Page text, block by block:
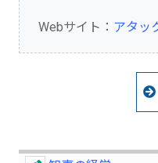
Webサイト： アタッ